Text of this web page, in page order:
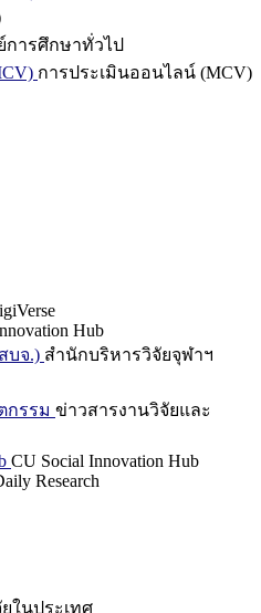
การศึกษาทั่วไป
การประเมินออนไลน์ (MCV)
Hub
บจ.) สำนักบริหารวิจัยจุฬาฯ
กรรม ข่าวสารงานวิจัยและ
CU Social Innovation Hub
Research
ในประเทศ